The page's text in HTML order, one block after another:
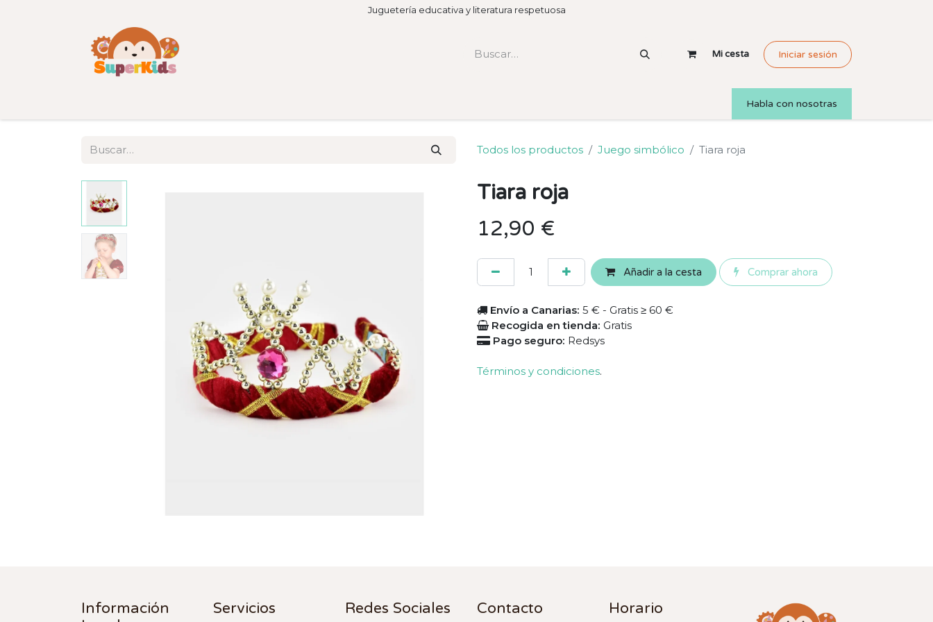
Juguetería educativa y literatura respetuosa
Mi cesta Iniciar sesión
Habla con nosotras
Todos los productos Juego simbólico Tiara roja
Tiara roja
12,90 €
Añadir a la cesta Comprar ahora
Envío a Canarias: 5 € - Gratis ≥ 60 €
Recogida en tienda: Gratis
Pago seguro: Redsys
Términos y condiciones.
Información
Servicios Redes Sociales Contacto Horario